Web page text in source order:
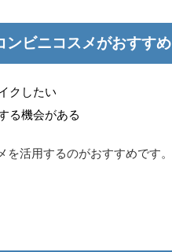
ンビニコスメがおすすめ
クしたい
る機会がある
活用するのがおすすめです。